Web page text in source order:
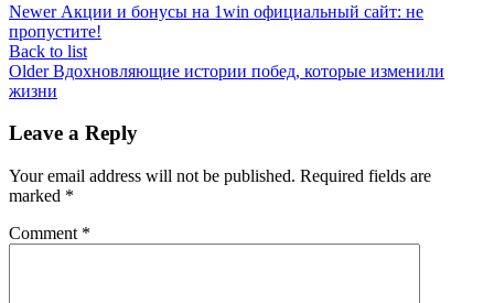
Newer Акции и бонусы на 1win официальный сайт: не
пропустите!
Back to list
Older Вдохновляющие истории побед, которые изменили
жизни
Leave a Reply
Your email address will not be published. Required fields are
marked *
Comment *